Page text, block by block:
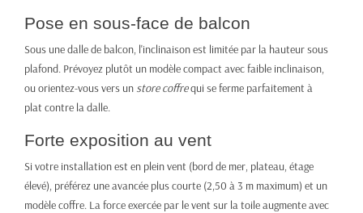
Pose en sous-face de balcon
Sous une dalle de balcon, l'inclinaison est limitée par la hauteur sous
plafond. Prévoyez plutôt un modèle compact avec faible inclinaison,
ou orientez-vous vers un store coffrequi se ferme parfaitement à
plat contre la dalle.
Forte exposition au vent
Si votre installation est en plein vent (bord de mer, plateau, étage
élevé), préférez une avancée plus courte (2,50 à 3 m maximum) et un
modèle coffre. La force exercée par le vent sur la toile augmente avec